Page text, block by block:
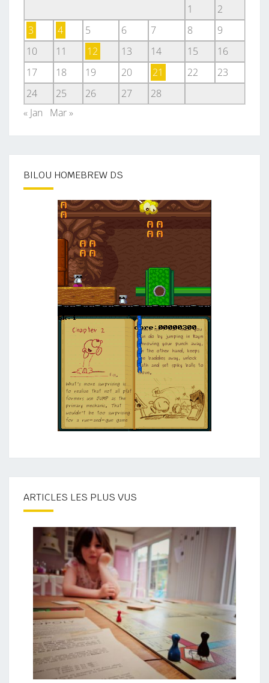
1
2
3
4 5 6 7 8
9
10
11 12 13 14 15
16
17
18 19 20 21 22
23
24
25 26 27
28
« Jan
Mar »
BILOU HOMEBREW DS
ARTICLES LES PLUS VUS